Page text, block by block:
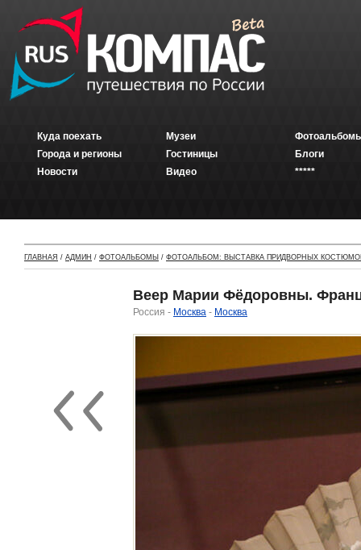
Куда поехать
Города и регионы
Новости
Музеи
Гостиницы
Видео
Блоги
*****
ГЛАВНАЯ / АДМИН / ФОТОАЛЬБОМЫ / ФОТОАЛЬБОМ: ВЫСТАВКА ПРИДВОРНЫХ
Веер Марии Фёдоровны.
Россия - Москва - Москва